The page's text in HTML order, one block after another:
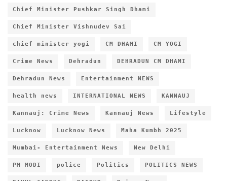
Chief Minister Pushkar Singh Dhami
Chief Minister Vishnudev Sai
chief minister yogi CM DHAMI CM YOGI
Crime News Dehradun DEHRADUN CM DHAMI
Dehradun News Entertainment NEWS
health news INTERNATIONAL NEWS KANNAUJ
Kannauj: Crime News Kannauj News Lifestyle
Lucknow Lucknow News Maha Kumbh 2025
Mumbai- Entertainment News New Delhi
PM MODI police Politics POLITICS NEWS